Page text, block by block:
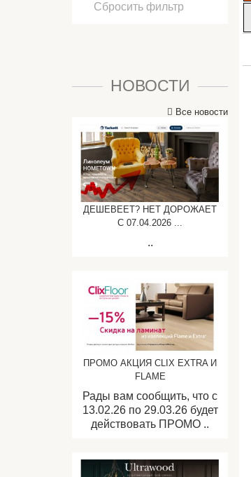
Сбросить фильтр
НОВОСТИ
Все новости
ДЕШЕВЕЕТ? НЕТ ДОРОЖАЕТ
C 07.04.2026 ...
..
ПРОМО АКЦИЯ CLIX EXTRA И
FLAME
Рады вам сообщить, что с
13.02.26 по 29.03.26 будет
действовать ПРОМО ..